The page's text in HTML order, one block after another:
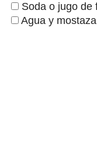
Soda o jugo de
Agua y mostaza